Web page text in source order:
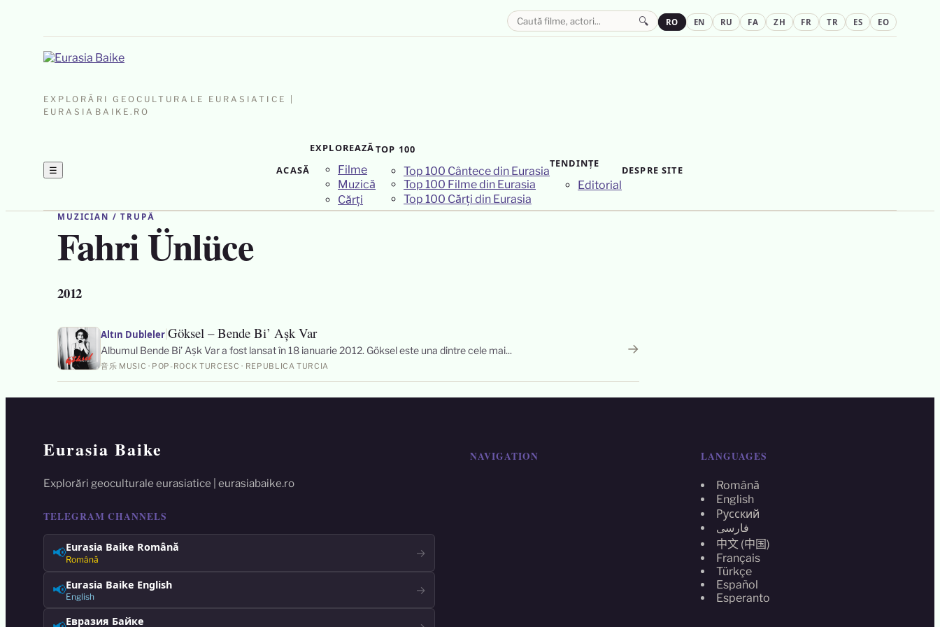
EXPLORĂRI GEOCULTURALE EURASIATICE |
EURASIABAIKE.RO
☰ ACASĂ
EXPLOREAZĂ
Filme
Muzică
Cărți
TOP 100
Top 100 Cântece din Eurasia
Top 100 Filme din Eurasia
Top 100 Cărți din Eurasia
TENDINȚE
Editorial
DESPRE SITE
🔍 RO EN RU FA ZH FR TR ES EO
MUZICIAN / TRUPĂ
Fahri Ünlüce
2012
Altın Dubleler Göksel – Bende Bi’ Aşk Var
Albumul Bende Bi’ Aşk Var a fost lansat în 18 ianuarie 2012. Göksel este una dintre cele mai...
音乐 MUSIC · POP-ROCK TURCESC · REPUBLICA TURCIA
→
Eurasia Baike
Explorări geoculturale eurasiatice | eurasiabaike.ro
TELEGRAM CHANNELS
📢Eurasia Baike Română
Română →
📢Eurasia Baike English
English →
Евразия Байке
NAVIGATION LANGUAGES
Română
English
Русский
فارسی
中文 (中国)
Français
Türkçe
Español
Esperanto